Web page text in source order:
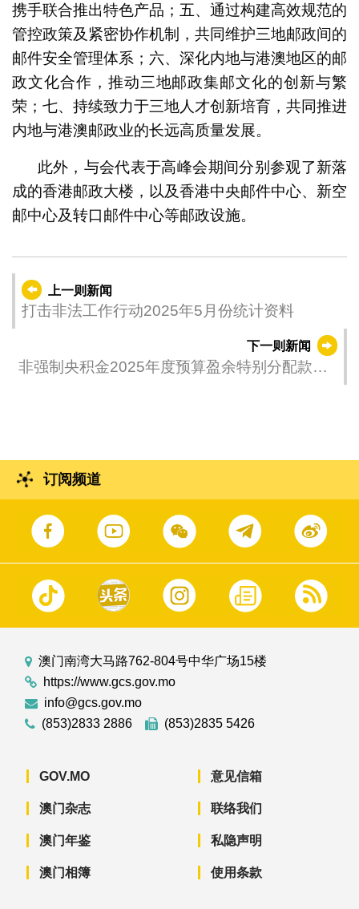
携手联合推出特色产品；五、通过构建高效规范的
管控政策及紧密协作机制，共同维护三地邮政间的
邮件安全管理体系；六、深化内地与港澳地区的邮
政文化合作，推动三地邮政集邮文化的创新与繁
荣；七、持续致力于三地人才创新培育，共同推进
内地与港澳邮政业的长远高质量发展。
此外，与会代表于高峰会期间分别参观了新落
成的香港邮政大楼，以及香港中央邮件中心、新空
邮中心及转口邮件中心等邮政设施。
上一则新闻
打击非法工作行动2025年5月份统计资料
下一则新闻
非强制央积金2025年度预算盈余特别分配款项
订阅频道
澳门南湾大马路762-804号中华广场15楼
https://www.gcs.gov.mo
info@gcs.gov.mo
(853)2833 2886
(853)2835 5426
GOV.MO
澳门杂志
澳门年鉴
澳门相簿
意见信箱
联络我们
私隐声明
使用条款